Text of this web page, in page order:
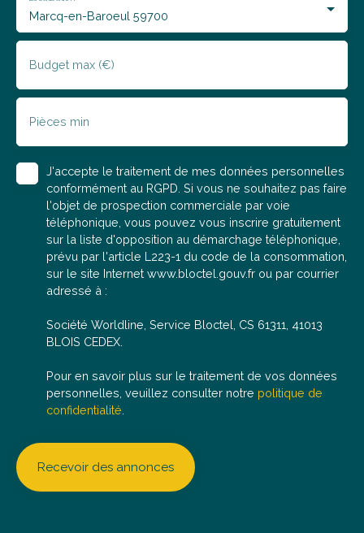
répondre à vos questions, organiser une visite ou
réaliser une estimation offerte de votre bien actuel.
Marcq-en-Baroeul 59700
Budget max (€)
Pièces min
J'accepte le traitement de mes données personnelles
conformément au RGPD. Si vous ne souhaitez pas faire
l'objet de prospection commerciale par voie
téléphonique, vous pouvez vous inscrire gratuitement
sur la liste d'opposition au démarchage téléphonique,
prévu par l'article L223-1 du code de la consommation,
sur le site Internet www.bloctel.gouv.fr ou par courrier
adressé à :
Société Worldline, Service Bloctel, CS 61311, 41013
BLOIS CEDEX.
Pour en savoir plus sur le traitement de vos données
personnelles, veuillez consulter notre politique de
confidentialité
Recevoir des annonces